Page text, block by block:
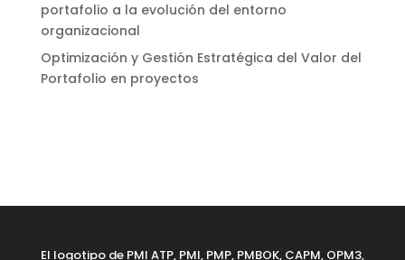
portafolio a la evolución del entorno
organizacional
Optimización y Gestión Estratégica del Valor del
Portafolio en proyectos
El logotipo de PMI ATP, PMI, PMP, PMBOK, CAPM, OPM3,